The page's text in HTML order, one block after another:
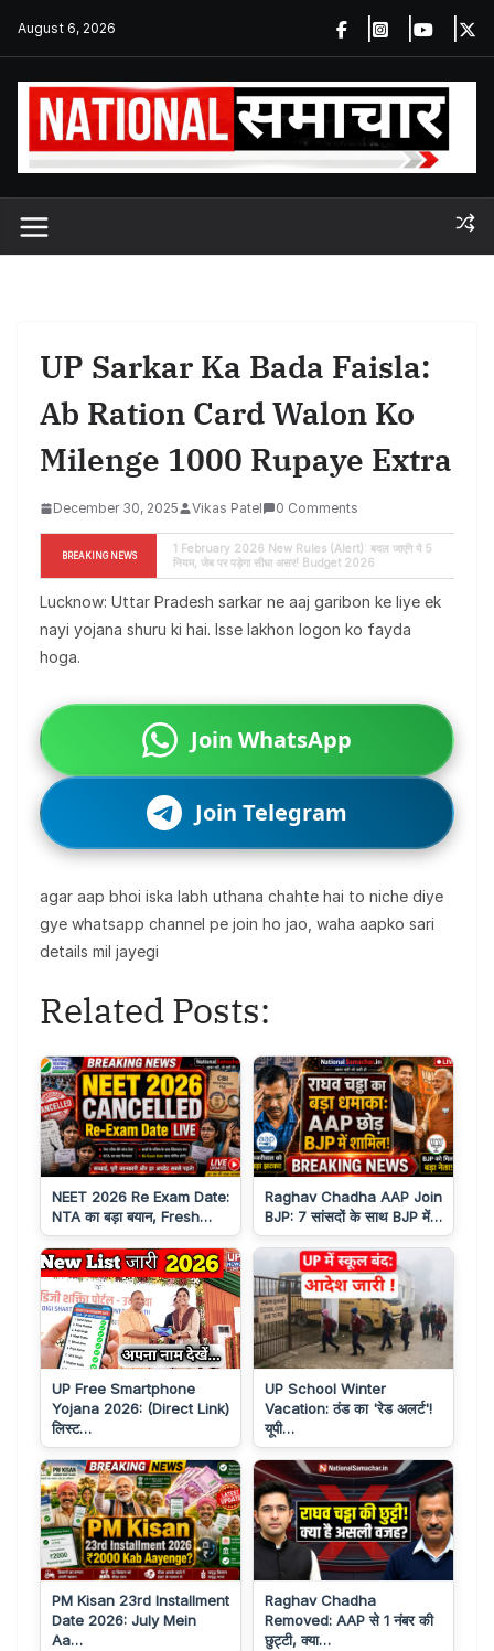
August 6, 2026
UP Sarkar Ka Bada Faisla:
Ab Ration Card Walon Ko
Milenge 1000 Rupaye Extra
December 30, 2025 Vikas Patel 0 Comments
BREAKING NEWS
Mauni Amavasya 2026: 29 जनवरी को भूलकर भी न करें ये
गलती! (Breaking News)
Lucknow: Uttar Pradesh sarkar ne aaj garibon ke liye ek
nayi yojana shuru ki hai. Isse lakhon logon ko fayda
hoga.
Join WhatsApp
Join Telegram
agar aap bhoi iska labh uthana chahte hai to niche diye
gye whatsapp channel pe join ho jao, waha aapko sari
details mil jayegi
Related Posts:
NEET 2026 Re Exam Date:
NTA का बड़ा बयान, Fresh…
Raghav Chadha AAP Join
BJP: 7 सांसदों के साथ BJP में…
UP Free Smartphone
Yojana 2026: (Direct Link)
लिस्ट…
UP School Winter
Vacation: ठंड का 'रेड अलर्ट'!
यूपी…
PM Kisan 23rd Installment
Date 2026: July Mein
Aa…
Raghav Chadha
Removed: AAP से 1 नंबर की
छुट्टी, क्या…